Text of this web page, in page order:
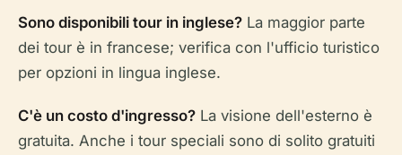
Sono disponibili tour in inglese? La maggior parte
dei tour è in francese; verifica con l'ufficio turistico
per opzioni in lingua inglese.
C'è un costo d'ingresso? La visione dell'esterno è
gratuita. Anche i tour speciali sono di solito gratuiti